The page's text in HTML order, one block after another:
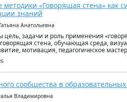
методики «Говорящая стена» как
знаний
Анатольевна
цель, задачи и роль применения
стена, обучающая среда,
мотивация, педагогическое
сообщества в
Владимировна